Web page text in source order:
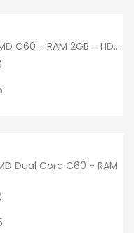
C60 - RAM 2GB - HD...
Dual Core C60 - RAM